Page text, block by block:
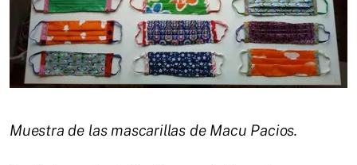
Muestra de las mascarillas de Macu Pacios.